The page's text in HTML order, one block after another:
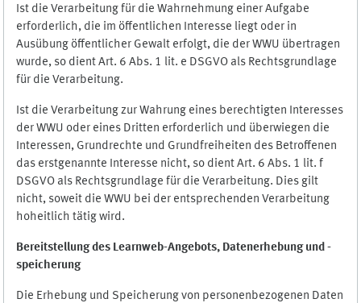
Ist die Verarbeitung für die Wahrnehmung einer Aufgabe
erforderlich, die im öffentlichen Interesse liegt oder in
Ausübung öffentlicher Gewalt erfolgt, die der WWU übertragen
wurde, so dient Art. 6 Abs. 1 lit. e DSGVO als Rechtsgrundlage
für die Verarbeitung.
Ist die Verarbeitung zur Wahrung eines berechtigten Interesses
der WWU oder eines Dritten erforderlich und überwiegen die
Interessen, Grundrechte und Grundfreiheiten des Betroffenen
das erstgenannte Interesse nicht, so dient Art. 6 Abs. 1 lit. f
DSGVO als Rechtsgrundlage für die Verarbeitung. Dies gilt
nicht, soweit die WWU bei der entsprechenden Verarbeitung
hoheitlich tätig wird.
Bereitstellung des Learnweb-Angebots, Datenerhebung und -
speicherung
Die Erhebung und Speicherung von personenbezogenen Daten